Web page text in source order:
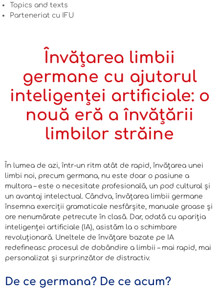
Topics and texts
Parteneriat cu IFU
Învățarea limbii
germane cu ajutorul
inteligenței artificiale: o
nouă eră a învățării
limbilor străine
În lumea de azi, într-un ritm atât de rapid, învățarea unei
limbi noi, precum germana, nu este doar o pasiune a
multora – este o necesitate profesională, un pod cultural și
un avantaj intelectual. Cândva, învățarea limbii germane
însemna exerciții gramaticale nesfârșite, manuale groase și
ore nenumărate petrecute în clasă. Dar, odată cu apariția
inteligenței artificiale (IA), asistăm la o schimbare
revoluționară. Uneltele de învățare bazate pe IA
redefineasc procesul de dobândire a limbii – mai rapid, mai
personalizat și surprinzător de distractiv.
De ce germana? De ce acum?